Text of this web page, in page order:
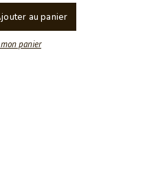
au panier
panier